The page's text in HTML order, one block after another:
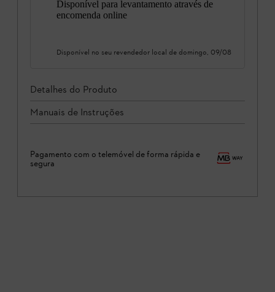
Disponível para levantamento através de
encomenda online
Disponível no seu revendedor local de domingo, 09/08
Detalhes do Produto
Manuais de Instruções
Pagamento com o telemóvel de forma rápida e
segura